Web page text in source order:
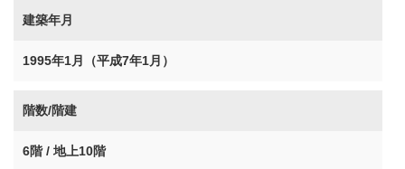
建築年月
1995年1月（平成7年1月）
階数/階建
6階 / 地上10階